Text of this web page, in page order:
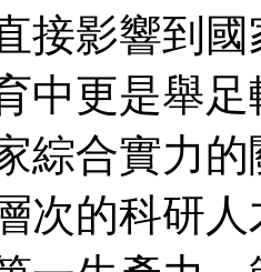
接影響到
中更是舉
綜合實力
次的科研